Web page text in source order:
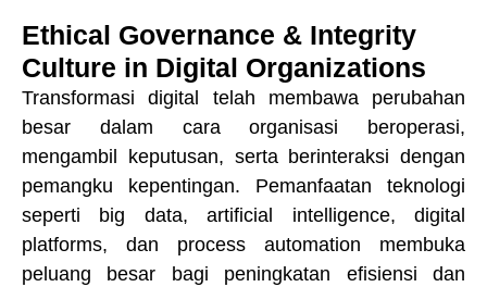
Ethical Governance & Integrity
Culture in Digital Organizations
Transformasi digital telah membawa perubahan
besar dalam cara organisasi beroperasi,
mengambil keputusan, serta berinteraksi dengan
pemangku kepentingan. Pemanfaatan teknologi
seperti big data, artificial intelligence, digital
platforms, dan process automation membuka
peluang besar bagi peningkatan efisiensi dan